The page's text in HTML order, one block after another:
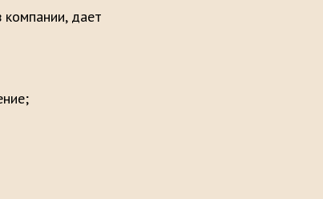
дает
освещение;